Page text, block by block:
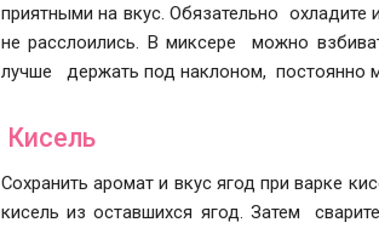
приятными на вкус. Обязательно
не расслоились. В миксере можно
лучше держать под наклоном, постоянно
Кисель
Сохранить аромат и вкус ягод при варке
кисель из оставшихся ягод. Затем